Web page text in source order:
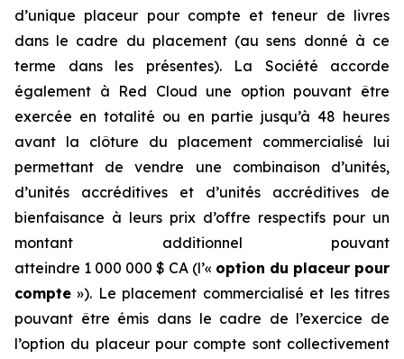
d’unique placeur pour compte et teneur de livres
dans le cadre du placement (au sens donné à ce
terme dans les présentes). La Société accorde
également à Red Cloud une option pouvant être
exercée en totalité ou en partie jusqu’à 48 heures
avant la clôture du placement commercialisé lui
permettant de vendre une combinaison d’unités,
d’unités accréditives et d’unités accréditives de
bienfaisance à leurs prix d’offre respectifs pour un
montant additionnel pouvant
atteindre 1 000 000 $ CA (l’« option du placeur pour
compte »). Le placement commercialisé et les titres
pouvant être émis dans le cadre de l’exercice de
l’option du placeur pour compte sont collectivement